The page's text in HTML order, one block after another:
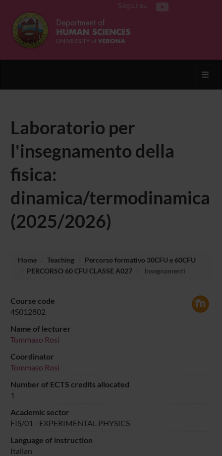
Segui su
Laboratorio per
l'insegnamento della
fisica:
dinamica/termodinamica
(2025/2026)
Home Teaching
Percorso formativo 30CFU e 60CFU
PERCORSO 60 CFU CLASSE A027
Insegnamenti
Course code
4S012802
Name of lecturer
Tommaso Rosi
Coordinator
Tommaso Rosi
Number of ECTS credits allocated
1
Academic sector
FIS/01 - EXPERIMENTAL PHYSICS
Language of instruction
Italian